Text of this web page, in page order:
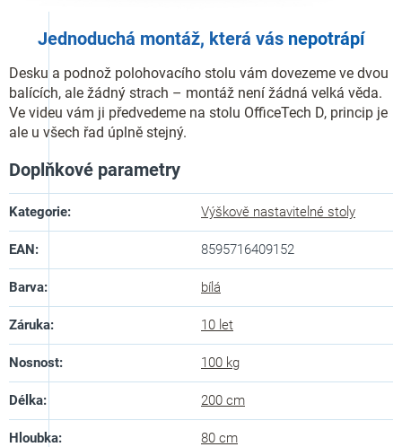
Jednoduchá montáž, která vás nepotrápí
Desku a podnož polohovacího stolu vám dovezeme ve dvou
balících, ale žádný strach – montáž není žádná velká věda.
Ve videu vám ji předvedeme na stolu OfficeTech D, princip je
ale u všech řad úplně stejný.
Doplňkové parametry
Kategorie: Výškově nastavitelné stoly
EAN: 8595716409152
Barva: bílá
Záruka: 10 let
Nosnost: 100 kg
Délka: 200 cm
Hloubka: 80 cm